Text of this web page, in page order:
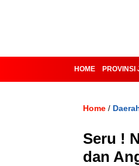
HOME PROVINSI
Home /
Seru !
dan